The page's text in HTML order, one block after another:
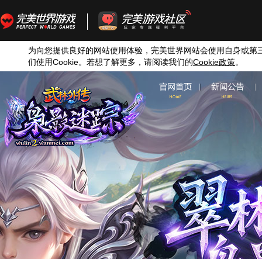
为向您提供良好的网站使用体验，完美世界网站会使用自身或第
们使用Cookie。若想了解更多，请阅读我们的Cookie政策。